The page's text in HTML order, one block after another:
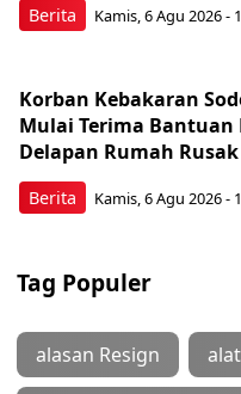
Berita Kamis, 6 Agu 2026 -
Berita
Korban Kebakaran
Mulai Terima Bantuan
Delapan Rumah
Kamis, 6 Agu 2026 -
Tag Populer
alasan Resign